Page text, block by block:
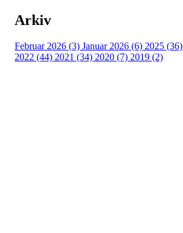
Arkiv
Februar 2026 (3) Januar 2026 (6) 2025 (36)
2022 (44) 2021 (34) 2020 (7) 2019 (2)